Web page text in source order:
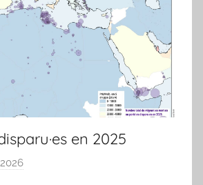
en 2025